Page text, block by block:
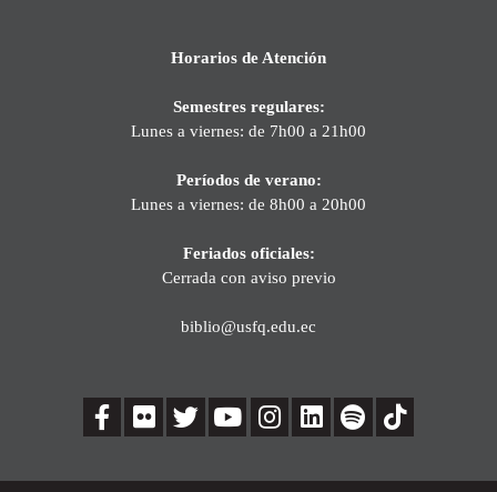
Horarios de Atención
Semestres regulares:
Lunes a viernes: de 7h00 a 21h00
Períodos de verano:
Lunes a viernes: de 8h00 a 20h00
Feriados oficiales:
Cerrada con aviso previo
biblio@usfq.edu.ec